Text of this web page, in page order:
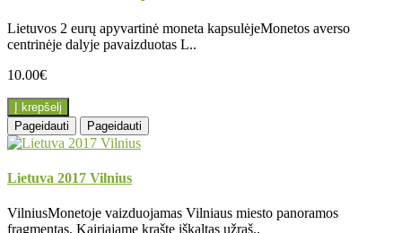
Lietuvos 2 eurų apyvartinė moneta kapsulėjeMonetos averso
centrinėje dalyje pavaizduotas L..
10.00€
Į krepšelį
Pageidauti
Pageidauti
Lietuva 2017 Vilnius
VilniusMonetoje vaizduojamas Vilniaus miesto panoramos
fragmentas. Kairiajame krašte iškaltas užraš..